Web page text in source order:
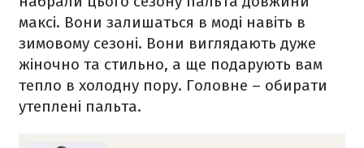
максі. Вони залишаться в моді навіть в
зимовому сезоні. Вони виглядають дуже
жіночно та стильно, а ще подарують вам
тепло в холодну пору. Головне – обирати
утеплені пальта.